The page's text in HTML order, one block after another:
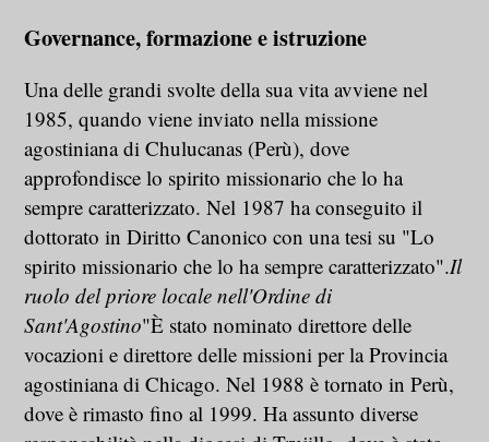
Governance, formazione e istruzione
Una delle grandi svolte della sua vita avviene nel
1985, quando viene inviato nella missione
agostiniana di Chulucanas (Perù), dove
approfondisce lo spirito missionario che lo ha
sempre caratterizzato. Nel 1987 ha conseguito il
dottorato in Diritto Canonico con una tesi su "Lo
spirito missionario che lo ha sempre caratterizzato".Il
ruolo del priore locale nell'Ordine di
Sant'Agostino"È stato nominato direttore delle
vocazioni e direttore delle missioni per la Provincia
agostiniana di Chicago. Nel 1988 è tornato in Perù,
dove è rimasto fino al 1999. Ha assunto diverse